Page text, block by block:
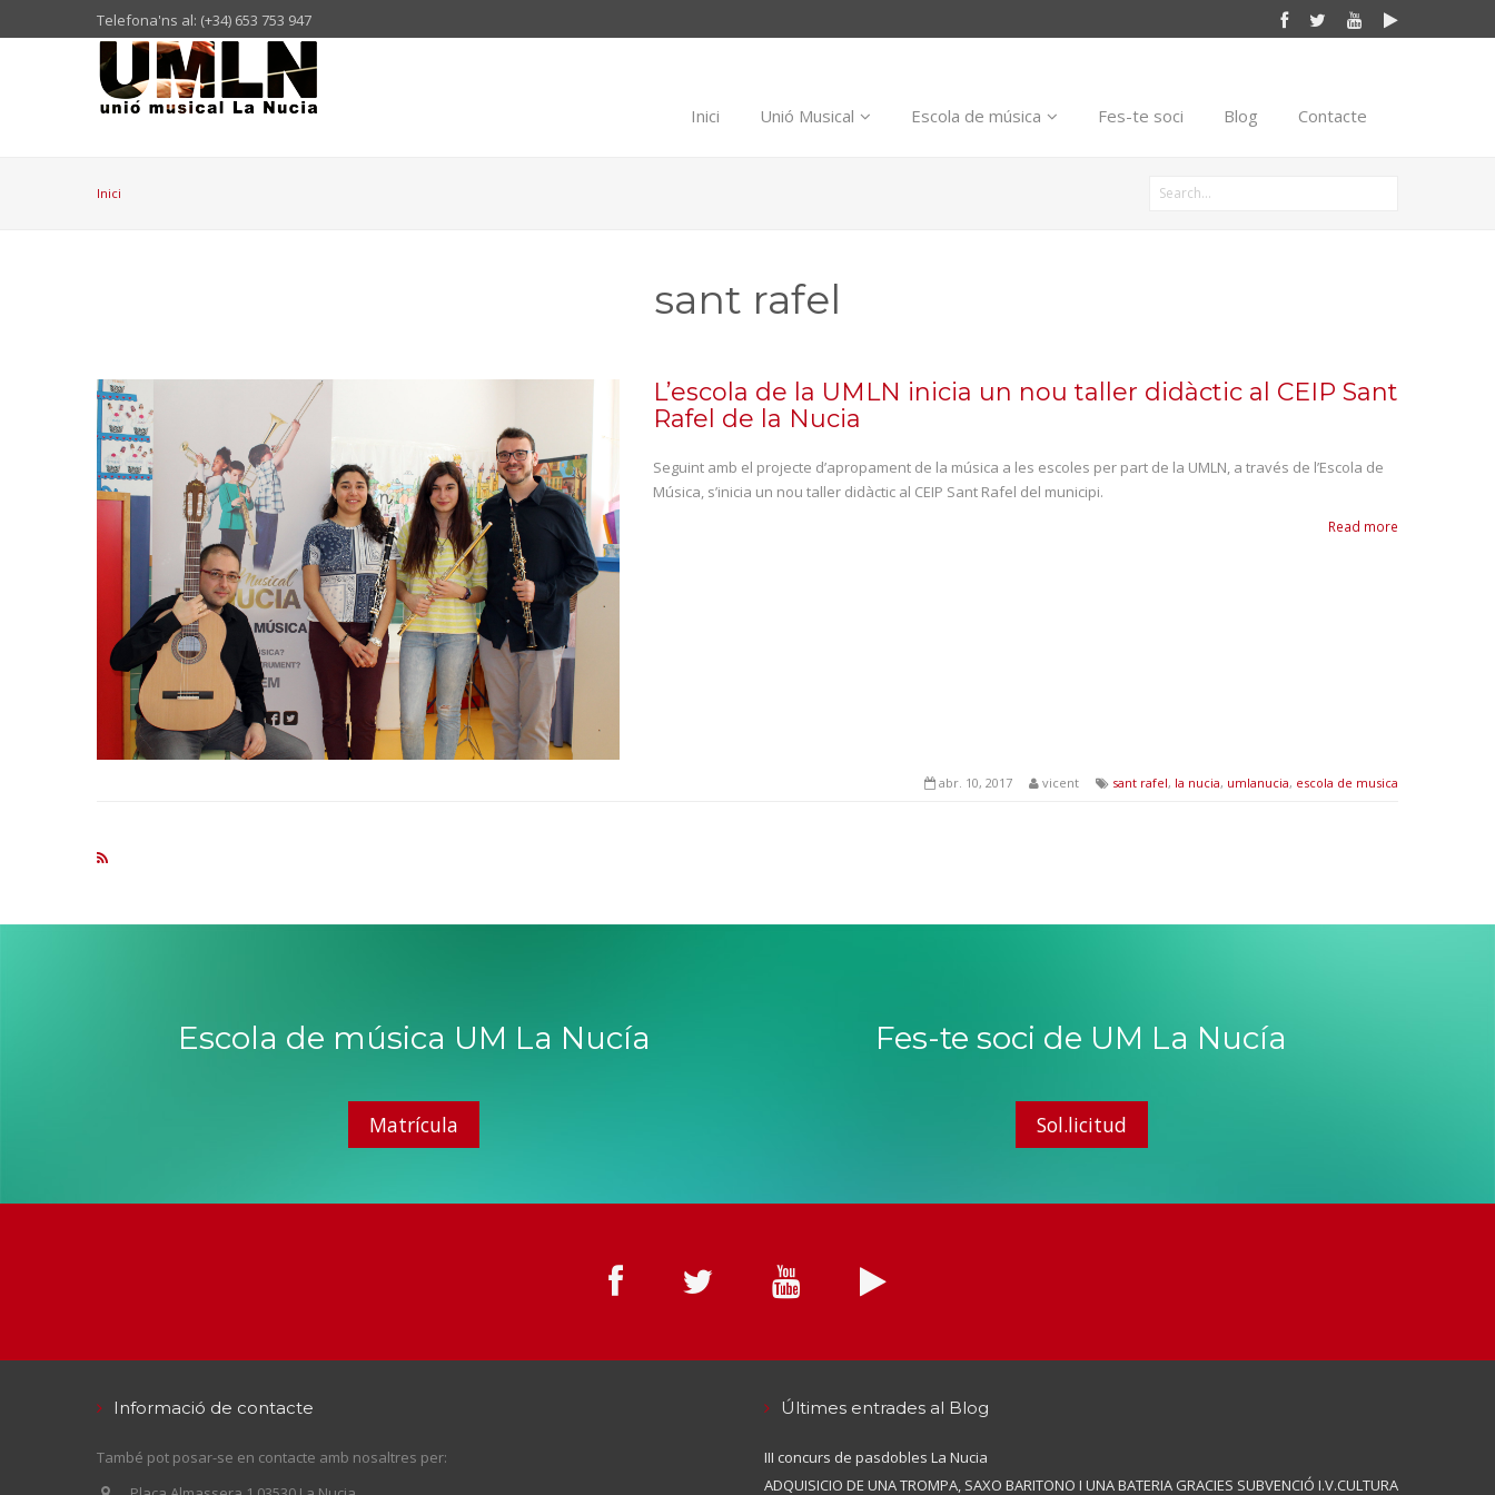
Telefona'ns al: (+34) 653 753 947
Inici Unió Musical Escola de música Fes-te soci Blog Contacte
Inici
sant rafel
L’escola de la UMLN inicia un nou taller didàctic al CEIP Sant
Rafel de la Nucia
Seguint amb el projecte d’apropament de la música a les escoles per part de la UMLN, a través de l’Escola de
Música, s’inicia un nou taller didàctic al CEIP Sant Rafel del municipi.
Read more
abr. 10, 2017 vicent sant rafel, la nucia, umlanucia, escola de musica
Escola de música UM La Nucía
Matrícula
Fes-te soci de UM La Nucía
Sol.licitud
Informació de contacte
També pot posar-se en contacte amb nosaltres per:
Últimes entrades al Blog
III concurs de pasdobles La Nucia
ADQUISICIO DE UNA TROMPA, SAXO BARITONO I UNA BATERIA GRACIES SUBVENCIÓ I.V.CULTURA